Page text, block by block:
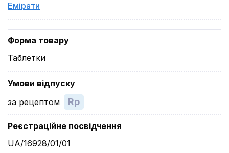
Емірати
Форма товару
Таблетки
Умови відпуску
за рецептом
Rp
Реєстраційне посвідчення
UA/16928/01/01